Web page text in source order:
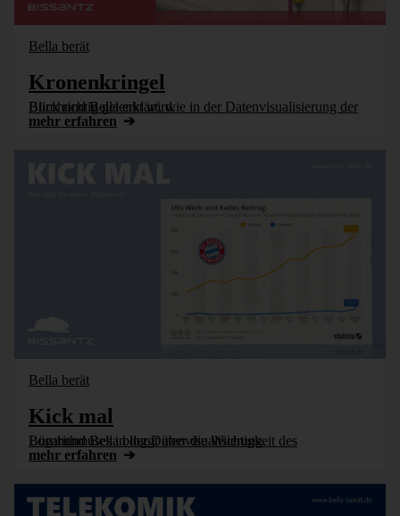
Bella berät
Kronenkringel
Bürohund Bella erklärt, wie in der Datenvisualisierung der Blick richtig gelenkt wird.
mehr erfahren
Bella berät
Kick mal
Bürohund Bella bloggt über die Wichtigkeit des Logarithmuses in der Datenvisualisierung.
mehr erfahren